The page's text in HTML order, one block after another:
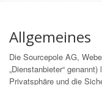
Allgemeines
Die Sourcepole AG,
„Dienstanbieter“
Privatsphäre und die